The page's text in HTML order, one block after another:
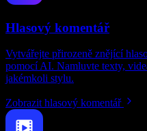
Hlasový komentář
Vytvářejte přirozeně znějící
pomocí AI. Namluvte texty,
jakémkoli stylu.
Zobrazit hlasový komentář